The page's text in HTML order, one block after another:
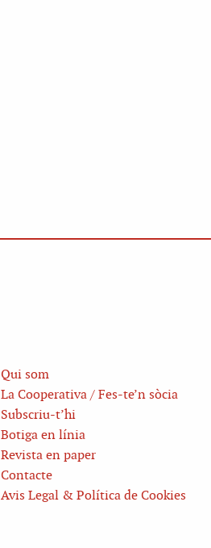
Qui som
La Cooperativa / Fes-te’n sòcia
Subscriu-t’hi
Botiga en línia
Revista en paper
Contacte
Avis Legal & Política de Cookies